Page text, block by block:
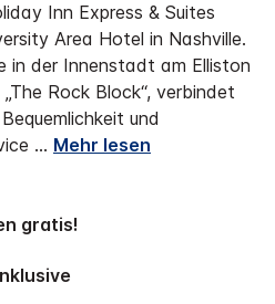
Inn Express & Suites
Area Hotel in Nashville.
in der Innenstadt am Elliston
Rock Block“, verbindet
und
... Mehr lesen
gratis!